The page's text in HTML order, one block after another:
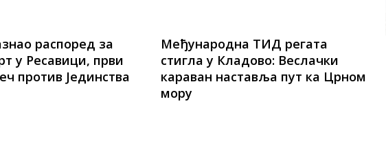
распоред за
у Ресавици, први
против Јединства
Међународна ТИД регата
стигла у Кладово: Веслачки
караван наставља пут ка Црном
мору